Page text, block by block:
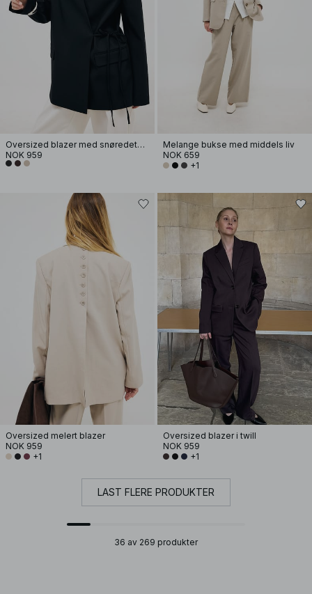
Oversized blazer med snøredetaljer
NOK 959
Melange bukse med middels liv
NOK 659
+1
Oversized melert blazer
NOK 959
+1
Oversized blazer i twill
NOK 959
+1
LAST FLERE PRODUKTER
36 av 269 produkter